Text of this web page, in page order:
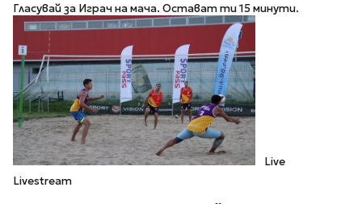
Гласувай за Играч на мача. Остават ти 15 минути.
Live
Livestream